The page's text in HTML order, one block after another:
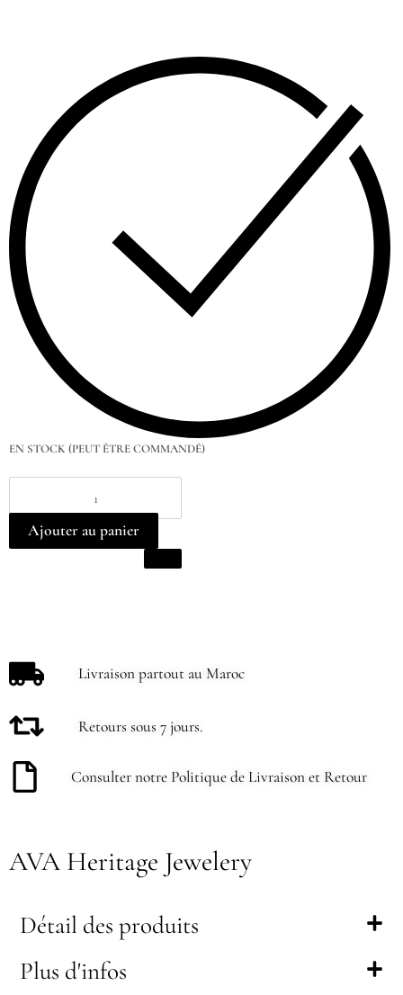
Livraison partout au Maroc
Retours sous 7 jours.
Consulter notre Politique de Livraison et Retour
EN STOCK (PEUT ÊTRE COMMANDÉ)
Ajouter au panier
AVA Heritage Jewelery
Détail des produits
Plus d'infos